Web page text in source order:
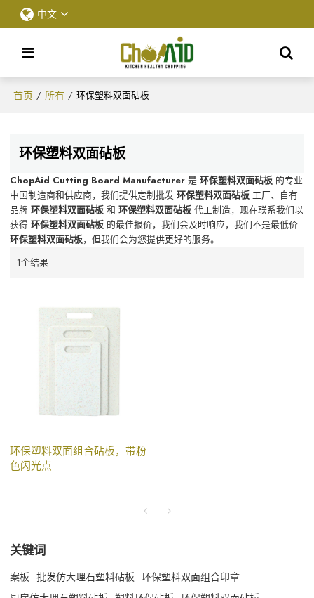
中文
首页 / 所有 / 环保塑料双面砧板
环保塑料双面砧板
ChopAid Cutting Board Manufacturer 是环保塑料双面砧板 的专业
中国制造商和供应商，我们提供定制批发环保塑料双面砧板 工厂、自有
品牌环保塑料双面砧板 和环保塑料双面砧板 代工制造，现在联系我们以
获得环保塑料双面砧板 的最佳报价，我们会及时响应，我们不是最低价
环保塑料双面砧板，但我们会为您提供更好的服务。
1个结果
环保塑料双面组合砧板，带粉
色闪光点
关键词
案板 批发仿大理石塑料砧板 环保塑料双面组合印章